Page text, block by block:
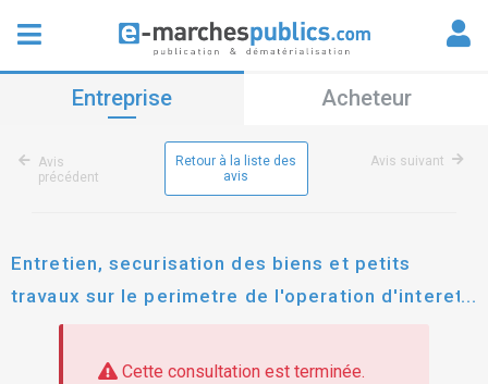
Entreprise Acheteur
Avis
précédent
Retour à la liste des
avis
Avis suivant
Entretien, securisation des biens et petits
travaux sur le perimetre de l'operation d'interet
national eco-vallee
Cette consultation est terminée.